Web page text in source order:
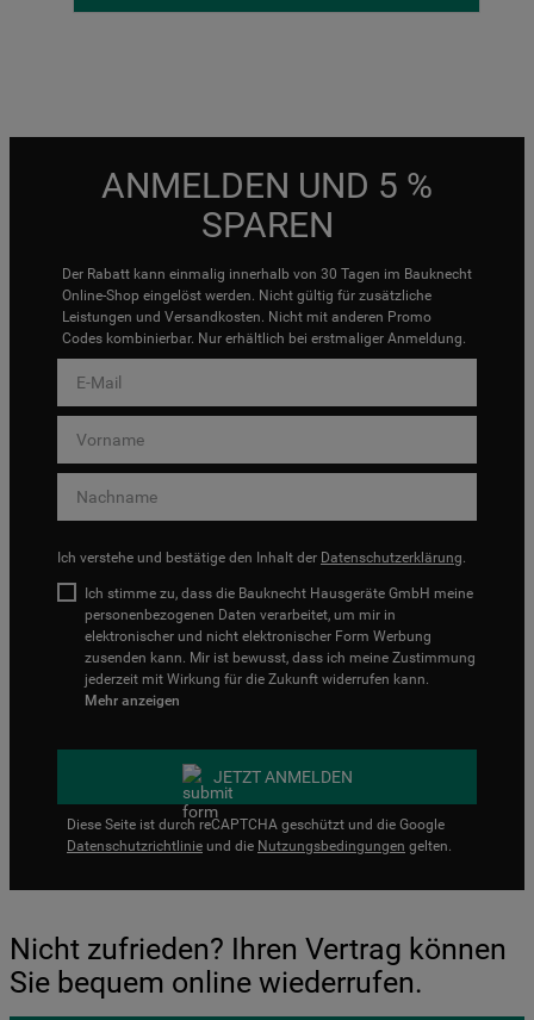
ANMELDEN UND 5 %
SPAREN
Der Rabatt kann einmalig innerhalb von 30 Tagen im Bauknecht
Online-Shop eingelöst werden. Nicht gültig für zusätzliche
Leistungen und Versandkosten. Nicht mit anderen Promo
Codes kombinierbar. Nur erhältlich bei erstmaliger Anmeldung.
Ich verstehe und bestätige den Inhalt der Datenschutzerklärung.
Ich stimme zu, dass die Bauknecht Hausgeräte GmbH meine
personenbezogenen Daten verarbeitet, um mir in
elektronischer und nicht elektronischer Form Werbung
zusenden kann. Mir ist bewusst, dass ich meine Zustimmung
jederzeit mit Wirkung für die Zukunft widerrufen kann.
Mehr anzeigen
JETZT ANMELDEN
Diese Seite ist durch reCAPTCHA geschützt und die Google
Datenschutzrichtlinie und die Nutzungsbedingungen gelten.
Nicht zufrieden? Ihren Vertrag können
Sie bequem online wiederrufen.